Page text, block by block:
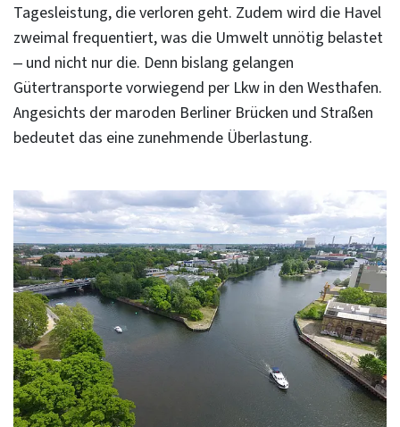
Tagesleistung, die verloren geht. Zudem wird die Havel
zweimal frequentiert, was die Umwelt unnötig belastet
– und nicht nur die. Denn bislang gelangen
Gütertransporte vorwiegend per Lkw in den Westhafen.
Angesichts der maroden Berliner Brücken und Straßen
bedeutet das eine zunehmende Überlastung.